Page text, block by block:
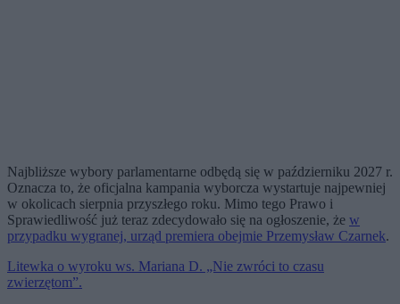
Najbliższe wybory parlamentarne odbędą się w październiku 2027 r.
Oznacza to, że oficjalna kampania wyborcza wystartuje najpewniej
w okolicach sierpnia przyszłego roku. Mimo tego Prawo i
Sprawiedliwość już teraz zdecydowało się na ogłoszenie, że w
przypadku wygranej, urząd premiera obejmie Przemysław Czarnek.
Litewka o wyroku ws. Mariana D. „Nie zwróci to czasu
zwierzętom”.